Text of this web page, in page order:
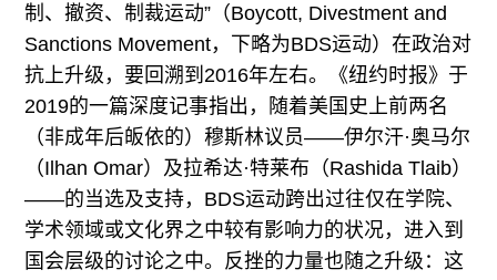
制、撤资、制裁运动”（Boycott, Divestment and
Sanctions Movement，下略为BDS运动）在政治对
抗上升级，要回溯到2016年左右。《纽约时报》于
2019的一篇深度记事指出，随着美国史上前两名
（非成年后皈依的）穆斯林议员——伊尔汗·奥马尔
（Ilhan Omar）及拉希达·特莱布（Rashida Tlaib）
——的当选及支持，BDS运动跨出过往仅在学院、
学术领域或文化界之中较有影响力的状况，进入到
国会层级的讨论之中。反挫的力量也随之升级：这